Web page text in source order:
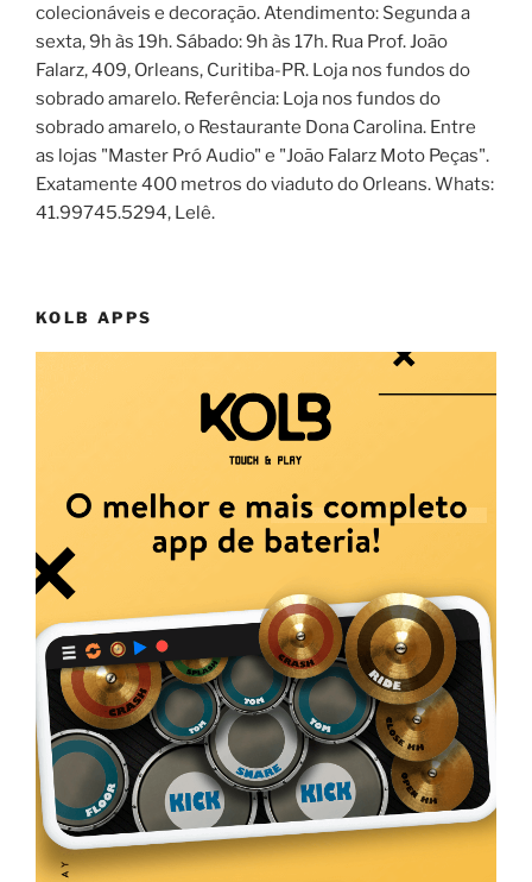
colecionáveis e decoração. Atendimento: Segunda a
sexta, 9h às 19h. Sábado: 9h às 17h. Rua Prof. João
Falarz, 409, Orleans, Curitiba-PR. Loja nos fundos do
sobrado amarelo. Referência: Loja nos fundos do
sobrado amarelo, o Restaurante Dona Carolina. Entre
as lojas "Master Pró Audio" e "João Falarz Moto Peças".
Exatamente 400 metros do viaduto do Orleans. Whats:
41.99745.5294, Lelê.
KOLB APPS